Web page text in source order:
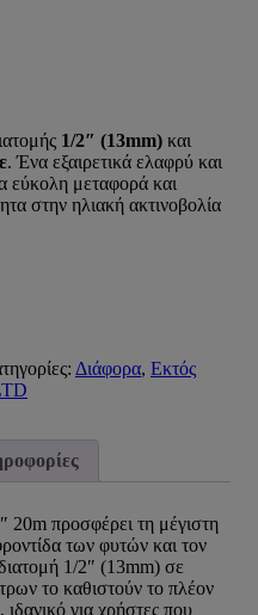
1/2″ (13mm) και
. Ένα εξαιρετικά ελαφρύ και
εύκολη μεταφορά και
στην ηλιακή ακτινοβολία
Διάφορα, Εκτός
20m προσφέρει τη μέγιστη
των φυτών και τον
1/2″ (13mm) σε
το καθιστούν το πλέον
ιδανικό για χρήστες που